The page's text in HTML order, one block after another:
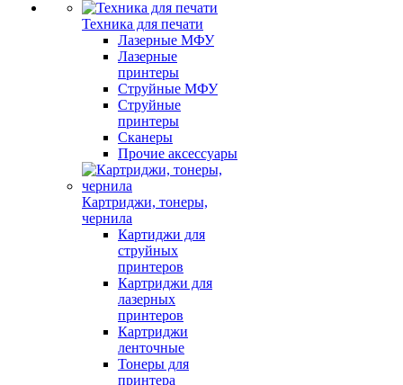
Техника для печати
Лазерные МФУ
Лазерные
принтеры
Струйные МФУ
Струйные
принтеры
Сканеры
Прочие аксессуары
Картриджи, тонеры,
чернила
Картиджи для
струйных
принтеров
Картриджи для
лазерных
принтеров
Картриджи
ленточные
Тонеры для
принтера